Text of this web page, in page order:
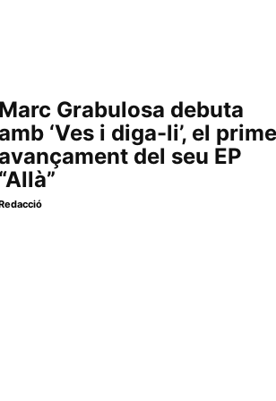
Marc Grabulosa debuta
‘Ves i diga-li’, el
del seu EP
“Allà”